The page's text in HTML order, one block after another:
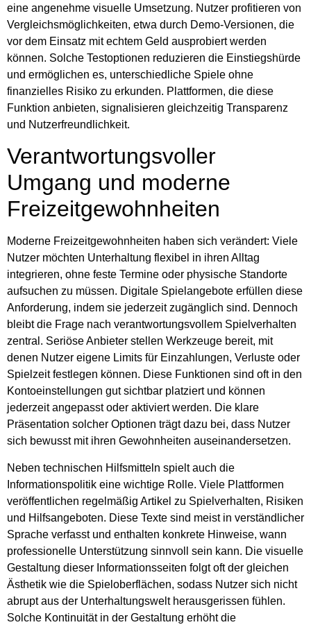
eine angenehme visuelle Umsetzung. Nutzer profitieren von
Vergleichsmöglichkeiten, etwa durch Demo-Versionen, die
vor dem Einsatz mit echtem Geld ausprobiert werden
können. Solche Testoptionen reduzieren die Einstiegshürde
und ermöglichen es, unterschiedliche Spiele ohne
finanzielles Risiko zu erkunden. Plattformen, die diese
Funktion anbieten, signalisieren gleichzeitig Transparenz
und Nutzerfreundlichkeit.
Verantwortungsvoller
Umgang und moderne
Freizeitgewohnheiten
Moderne Freizeitgewohnheiten haben sich verändert: Viele
Nutzer möchten Unterhaltung flexibel in ihren Alltag
integrieren, ohne feste Termine oder physische Standorte
aufsuchen zu müssen. Digitale Spielangebote erfüllen diese
Anforderung, indem sie jederzeit zugänglich sind. Dennoch
bleibt die Frage nach verantwortungsvollem Spielverhalten
zentral. Seriöse Anbieter stellen Werkzeuge bereit, mit
denen Nutzer eigene Limits für Einzahlungen, Verluste oder
Spielzeit festlegen können. Diese Funktionen sind oft in den
Kontoeinstellungen gut sichtbar platziert und können
jederzeit angepasst oder aktiviert werden. Die klare
Präsentation solcher Optionen trägt dazu bei, dass Nutzer
sich bewusst mit ihren Gewohnheiten auseinandersetzen.
Neben technischen Hilfsmitteln spielt auch die
Informationspolitik eine wichtige Rolle. Viele Plattformen
veröffentlichen regelmäßig Artikel zu Spielverhalten, Risiken
und Hilfsangeboten. Diese Texte sind meist in verständlicher
Sprache verfasst und enthalten konkrete Hinweise, wann
professionelle Unterstützung sinnvoll sein kann. Die visuelle
Gestaltung dieser Informationsseiten folgt oft der gleichen
Ästhetik wie die Spieloberflächen, sodass Nutzer sich nicht
abrupt aus der Unterhaltungswelt herausgerissen fühlen.
Solche Kontinuität in der Gestaltung erhöht die